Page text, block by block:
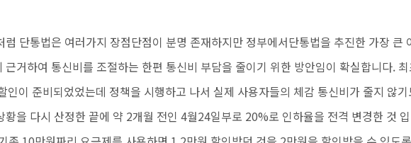
단통법은 여러가지 장점단점이 분명 존재하지만 정부에서단통법을 추진한 가장 큰
거하여 통신비를 조절하는 한편 통신비 부담을 줄이기 위한 방안임이 확실합니다.
인이 준비되었었는데 정책을 시행하고 나서 실제 사용자들의 체감 통신비가 줄지 않기
황을 다시 산정한 끝에 약 2개월 전인 4월24일부로 20%로 인하율을 전격 변경한 것 입